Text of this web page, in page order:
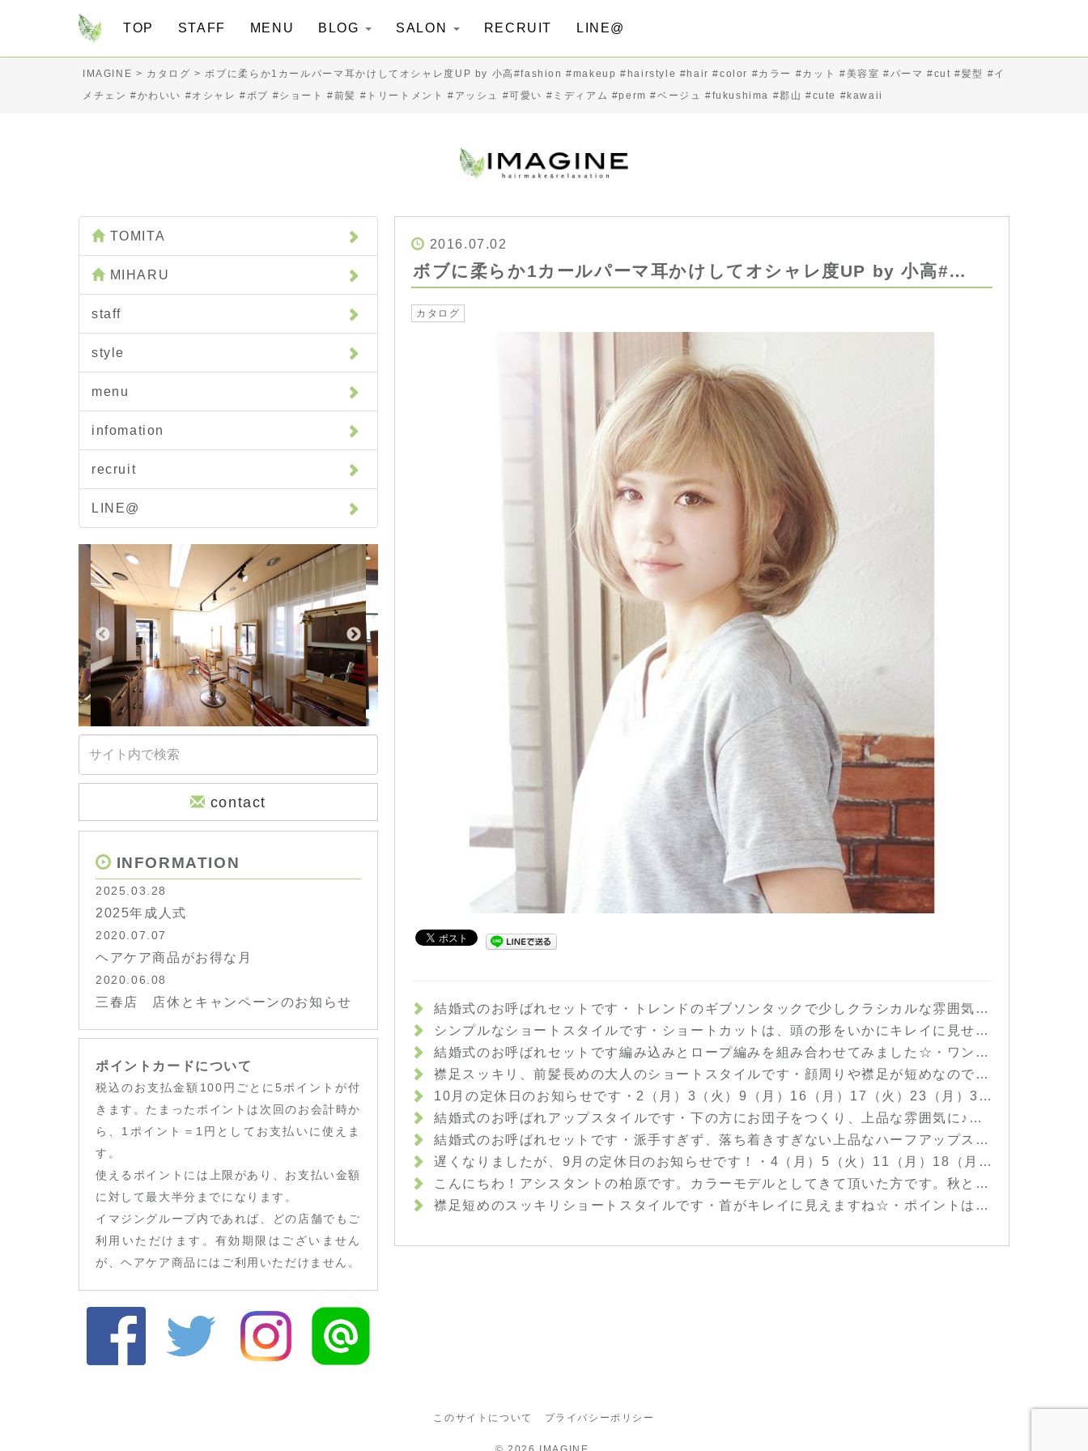
TOP STAFF MENU BLOG SALON RECRUIT LINE@
IMAGINE > カタログ >ボブに柔らか1カールパーマ耳かけしてオシャレ度UP by 小高#fashion #makeup #hairstyle #hair #color #カラー #カット #美容室 #パーマ #cut #髪型 #イ
メチェン #かわいい #オシャレ #ボブ #ショート #前髪 #トリートメント #アッシュ #可愛い #ミディアム #perm #ベージュ #fukushima #郡山 #cute #kawaii
2016.07.02
ボブに柔らか1カールパーマ耳かけしてオシャレ度UP by 小高#…
カタログ
結婚式のお呼ばれセットです️・トレンドのギブソンタックで少しクラシカルな雰囲気に☆ハイトーンの髪色が、ほどよく軽さを出してくれています♪・サイドから作ったフィッシュボーンがさりげないポイントに・来月も、まだまだ結婚式シーズンが続いています。セットでお悩みの方は、何でもご相談下さいね！・イマジン富久山 山崎・#hair #hairstyle #fashion #makeup #beauty #hairarrange #ヘア #ファッション #メイクアップ #ビューティ #ヘアアレンジ #ヘアセット #ギブソンタック #フィッシュボーン #結婚式ヘアセット #お呼ばれヘア #福島 #郡山美容室 #富久山 #美容室イマジン #イマジンヘアー
シンプルなショートスタイルです️・ショートカットは、頭の形をいかにキレイに見せるかがポイントです☆後頭部の頭の丸みを出し、襟足がスッキリしまるようにカットさせていただきました・お家でのセットもハンドブローでOKですハンドブローのコツもきちんとお伝えしていきますよ(^-^)・『ショートカットにしてみたいけど慣れていないから不安…』という方も、ぜひ一度ご相談にいらして下さいね！・イマジン富久山 山崎・#hair #hairstyle #fashion #makeup #beauty #shorthair #mediumhair #bob #longhair #ヘア #ヘアスタイル #ファッション #メイクアップ #ビューティ #ショートヘア #ショートボブ #ボブ #ミディアムヘア #ロングヘア #福島 #郡山市 #郡山美容室 #富久山 #美容室イマジン #イマジンヘアー
結婚式のお呼ばれセットです️編み込みとロープ編みを組み合わせてみました☆・ワンピースの柔らかい上品な雰囲気に合わせて、まとめすぎず崩しすぎない、大人可愛いセットにしました！・まだまだ結婚式シーズンですので、セットでお悩みの方はぜひご相談くださいね♪・#hair #hairstyle #fashion #makeup #beauty #hairarrange #medium #longhair #bob #shorthair #ヘアスタイル #ファッション #メイクアップ #ビューティー #ヘアアレンジ #編み込みアレンジ #結婚式ヘアセット #福島県 #郡山美容室 #富久山 #美容室イマジン #イマジンヘアー #
襟足スッキリ、前髪長めの大人のショートスタイルです️・顔周りや襟足が短めなので、ボーイッシュな印象になりすぎないよう前髪を長めにして少し女性らしさをプラスしました・カラーはグレイ系のモノトーンアッシュをベースに、暖かみのあるウォームブラウンを足してより深みとツヤをプラスした、秋冬のアッシュカラーです♪・光の当たり方によってアッシュっぽく見えたり、暖色系のブラウンに見えたり、楽しみ方も色々です♪グレイカラーでも色味を楽しんでみませんか⁇・髪や頭皮のお悩みなど、何でもご相談ください☆・イマジン富久山 山崎・#hair #hairstyle #fashion #makeup #beauty #haircolor #shorthair #longhair #mediumhair #bob #ヘアスタイル #ファッション #メイクアップ #ビューティ #ショートヘア #ショートボブ #ボブヘアー #ロングヘア #ヘアカラーアッシュ #秋カラー #throwカラー #throw #モノトーンアッシュ #福島 #郡山美容室 #富久山 #美容室イマジン #イマジンヘアー
10月の定休日のお知らせです︎・2（月）3（火）9（月）16（月）17（火）23（月）30（月）・となっております！ご迷惑おかけしますがよろしくお願いいたしますm(__)m・#hairstyle #hair #fashion #makeup #beauty #shorthair #medium #bob #longhair #perm #haircolor #ヘア #ファッション #メイクアップ #ビューティ #ショートヘア #ボブヘアー #ショートボブ #ミディアムヘア #ロングヘア #福島 #郡山 #郡山美容室 #美容室イマジン #イマジンヘアー #富久山
結婚式のお呼ばれアップスタイルです︎・下の方にお団子をつくり、上品な雰囲気に♪カチッとしすぎないように、ラフに崩したのもポイントです！・パンツスタイルでご出席とのことでしたので、可愛すぎない大人のお団子スタイルにしてみました・結婚式お呼ばれのお客様がだんだんと増えてきました！セットでお悩みの方は、ぜひご相談下さい☆・山崎・#hair #hairstyle #hairarrange #fashion #makeup #beauty #longhair #medium #bob #shorthair #ヘア #ヘアアレンジ #波ウェーブ #お団子ヘア #お呼ばれヘア #結婚式 #ラフアレンジ #福島 #郡山美容室 #富久山 #美容室イマジン #イマジンヘアー #ヘア #メイク #ファッション #ビューティー
結婚式のお呼ばれセットです︎・派手すぎず、落ち着きすぎない上品なハーフアップスタイルに☆・トップはアイロンでウェーブをつけてからほぐし、フワッとさせているのがポイントです！・お呼ばれの増える時期ですので、セットでお悩みの方は気軽にご相談下さいね️・ #hairstyle #hair #beauty #fashion #makeup #medium #longhair #bob #shorthair #hairarrange #ヘアスタイル #ビューティー #ファッション #メイクアップ #ミディアムボブ #ロングヘア #ボブ #ショート #ヘアアレンジ #ハーフアップ #お呼ばれヘア #結婚式ヘア #福島県 #郡山市美容室 #美容室イマジン #イマジンヘアー #富久山
遅くなりましたが、9月の定休日のお知らせです！・4（月）5（火）11（月）18（月）19（火）25（月）・が定休日となっております！ご迷惑おかけしますがよろしくお願いいたしますm(_ _)m・土日もまだご予約お取りできる時間帯がありますので、ぜひご連絡下さいね☆・#hair #hairstyle #fashion #makeup #beauty #bob #medium #longhair #shorthair #外はね #外はねボブ #黒髪 #黒髪ボブ #カジュアル #ヘア #メイクアップ #ファッション #ビューティー #福島 #郡山美容室 #富久山 #美容室イマジン #イマジンヘアー
こんにちわ！アシスタントの柏原です。カラーモデルとしてきて頂いた方です。秋ということでカーキ×グレージュで染めさせて頂きました！名付けてカーキグレージュです！！白髪染め ファッションカラーのモデル募集しておりますので是非お越しください！・・・#美容室#imagine#イマジン#郡山市#アシスタント#カラーモデル#ファッションカラー#ショートボブ#カーキグレージュ#
襟足短めのスッキリショートスタイルです︎・首がキレイに見えますね☆・ポイントは、後頭部にふっくらした丸みをつけたところです！頭の形がキレイに見えます☆・ササっとハンドブローでも簡単にスタイルが決まる楽チンヘアです。・髪の悩みや疑問など、何でもご相談下さいね！・山崎・#hair #hairstyle #fashion #makeup #beauty #shorthair #medium #bob #longhair #ヘア #ヘアスタイル #ファッション #メイクアップ #ビューティー #ショートヘア #ショートボブ #ボブヘアー #ミディアム #ロングヘア #襟足スッキリ #福島 #郡山美容室 #富久山 #美容室イマジン #イマジンヘアー
TOMITA
MIHARU
staff
style
menu
infomation
recruit
LINE@
contact
INFORMATION
2025.03.28
2025年成人式
2020.07.07
ヘアケア商品がお得な月
2020.06.08
三春店 店休とキャンペーンのお知らせ
ポイントカードについて
税込のお支払金額100円ごとに5ポイントが付
きます。たまったポイントは次回のお会計時か
ら、1ポイント＝1円としてお支払いに使えま
す。
使えるポイントには上限があり、お支払い金額
に対して最大半分までになります。
イマジングループ内であれば、どの店舗でもご
利用いただけます。有効期限はございません
が、ヘアケア商品にはご利用いただけません。
このサイトについて プライバシーポリシー